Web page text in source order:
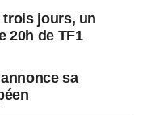
jours, un
20h de TF1
sa